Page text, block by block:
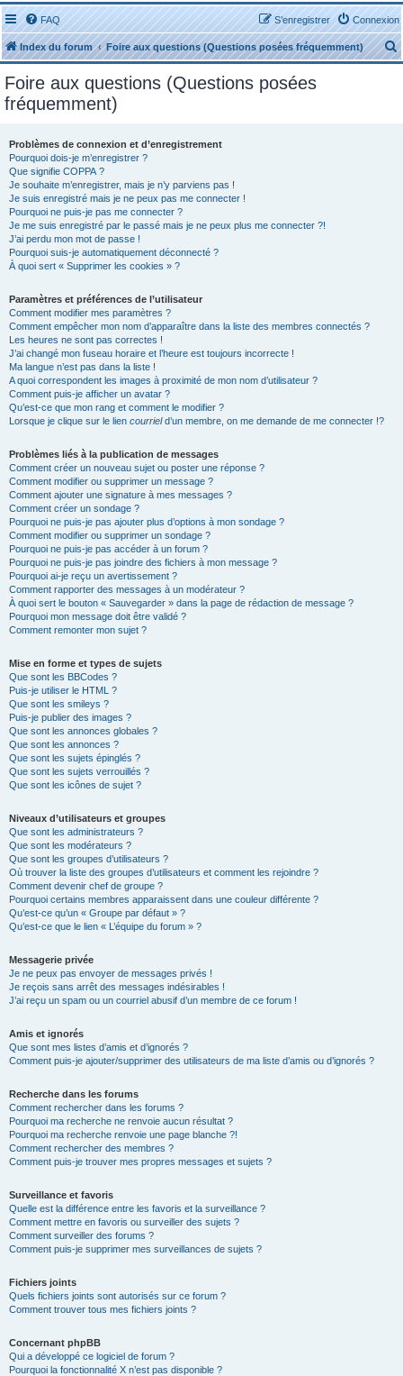
FAQ Connexion
S’enregistrer
Index du forum Foire aux questions (Questions posées fréquemment)
e
Foire aux questions (Questions posées
fréquemment)
Problèmes de connexion et d’enregistrement
Pourquoi dois-je m’enregistrer ?
Que signifie COPPA ?
Je souhaite m’enregistrer, mais je n’y parviens pas !
Je suis enregistré mais je ne peux pas me connecter !
Pourquoi ne puis-je pas me connecter ?
Je me suis enregistré par le passé mais je ne peux plus me connecter ?!
J’ai perdu mon mot de passe !
Pourquoi suis-je automatiquement déconnecté ?
À quoi sert « Supprimer les cookies » ?
Paramètres et préférences de l’utilisateur
Comment modifier mes paramètres ?
Comment empêcher mon nom d’apparaître dans la liste des membres connectés ?
Les heures ne sont pas correctes !
J’ai changé mon fuseau horaire et l’heure est toujours incorrecte !
Ma langue n’est pas dans la liste !
A quoi correspondent les images à proximité de mon nom d’utilisateur ?
Comment puis-je afficher un avatar ?
Qu’est-ce que mon rang et comment le modifier ?
Lorsque je clique sur le lien courrield’un membre, on me demande de me connecter !?
Problèmes liés à la publication de messages
Comment créer un nouveau sujet ou poster une réponse ?
Comment modifier ou supprimer un message ?
Comment ajouter une signature à mes messages ?
Comment créer un sondage ?
Pourquoi ne puis-je pas ajouter plus d’options à mon sondage ?
Comment modifier ou supprimer un sondage ?
Pourquoi ne puis-je pas accéder à un forum ?
Pourquoi ne puis-je pas joindre des fichiers à mon message ?
Pourquoi ai-je reçu un avertissement ?
Comment rapporter des messages à un modérateur ?
À quoi sert le bouton « Sauvegarder » dans la page de rédaction de message ?
Pourquoi mon message doit être validé ?
Comment remonter mon sujet ?
Mise en forme et types de sujets
Que sont les BBCodes ?
Puis-je utiliser le HTML ?
Que sont les smileys ?
Puis-je publier des images ?
Que sont les annonces globales ?
Que sont les annonces ?
Que sont les sujets épinglés ?
Que sont les sujets verrouillés ?
Que sont les icônes de sujet ?
Niveaux d’utilisateurs et groupes
Que sont les administrateurs ?
Que sont les modérateurs ?
Que sont les groupes d’utilisateurs ?
Où trouver la liste des groupes d’utilisateurs et comment les rejoindre ?
Comment devenir chef de groupe ?
Pourquoi certains membres apparaissent dans une couleur différente ?
Qu’est-ce qu’un « Groupe par défaut » ?
Qu’est-ce que le lien « L’équipe du forum » ?
Messagerie privée
Je ne peux pas envoyer de messages privés !
Je reçois sans arrêt des messages indésirables !
J’ai reçu un spam ou un courriel abusif d’un membre de ce forum !
Amis et ignorés
Que sont mes listes d’amis et d’ignorés ?
Comment puis-je ajouter/supprimer des utilisateurs de ma liste d’amis ou d’ignorés ?
Recherche dans les forums
Comment rechercher dans les forums ?
Pourquoi ma recherche ne renvoie aucun résultat ?
Pourquoi ma recherche renvoie une page blanche ?!
Comment rechercher des membres ?
Comment puis-je trouver mes propres messages et sujets ?
Surveillance et favoris
Quelle est la différence entre les favoris et la surveillance ?
Comment mettre en favoris ou surveiller des sujets ?
Comment surveiller des forums ?
Comment puis-je supprimer mes surveillances de sujets ?
Fichiers joints
Quels fichiers joints sont autorisés sur ce forum ?
Comment trouver tous mes fichiers joints ?
Concernant phpBB
Qui a développé ce logiciel de forum ?
Pourquoi la fonctionnalité X n’est pas disponible ?